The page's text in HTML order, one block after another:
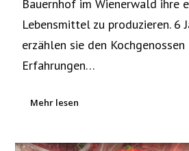
Bauernhof im Wienerwald ihre
Lebensmittel zu produzieren. 6
erzählen sie den Kochgenossen
Erfahrungen…
Mehr lesen